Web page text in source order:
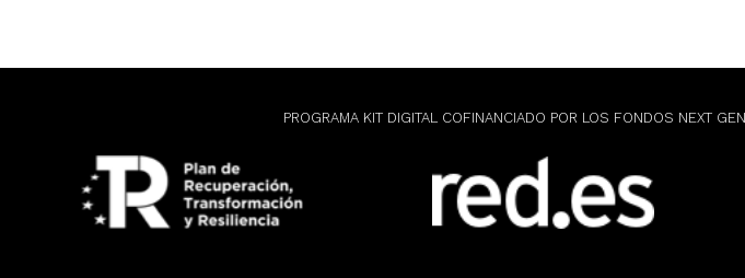
PROGRAMA KIT DIGITAL COFINANCIADO POR LOS FONDOS NEXT